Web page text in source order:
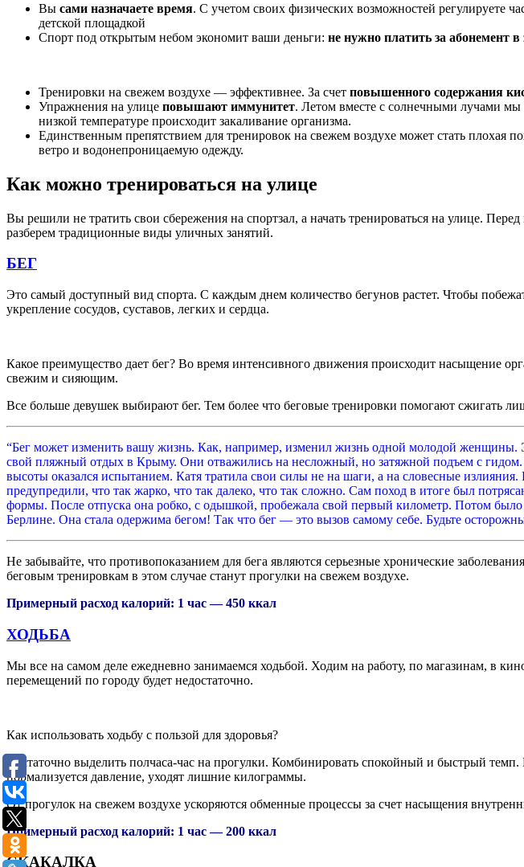
Вы сами назначаете время. С учетом своих физических возможностей регулируете
детской площадкой
Спорт под открытым небом экономит ваши деньги: не нужно платить за абонемент в
Тренировки на свежем воздухе — эффективнее. За счет повышенного содержания
Упражнения на улице повышают иммунитет. Летом вместе с солнечными лучами
низкой температуре происходит закаливание организма.
Единственным препятствием для тренировок на свежем воздухе может стать плохая
ветро и водонепроницаемую одежду.
Как можно тренироваться на улице
Вы решили не тратить свои сбережения на спортзал, а начать тренироваться на улице.
разберем традиционные виды уличных занятий.
БЕГ
Это самый доступный вид спорта. С каждым днем количество бегунов растет. Чтобы
укрепление сосудов, суставов, легких и сердца.
Какое преимущество дает бег? Во время интенсивного движения происходит насыщение
свежим и сияющим.
Все больше девушек выбирают бег. Тем более что беговые тренировки помогают сжигать
“Бег может изменить вашу жизнь. Как, например, изменил жизнь одной молодой
свой пляжный отдых в Крыму. Они отважились на несложный, но затяжной подъем с
высоты оказался испытанием. Катя тратила свои силы не на шаги, а на словесные
предупредили, что так жарко, что так далеко, что так сложно. Сам поход в итоге был
формы. После отпуска она робко, с одышкой, пробежала свой первый километр. Потом
Берлине. Она стала одержима бегом! Так что бег — это вызов самому себе. Будьте
Не забывайте, что противопоказанием для бега являются серьезные хронические
беговым тренировкам в этом случае станут прогулки на свежем воздухе.
Примерный расход калорий: 1 час — 450 ккал
ХОДЬБА
Мы все на самом деле ежедневно занимаемся ходьбой. Ходим на работу, по магазинам, в
перемещений по городу будет недостаточно.
Как использовать ходьбу с пользой для здоровья?
Достаточно выделить полчаса-час на прогулки. Комбинировать спокойный и быстрый
нормализуется давление, уходят лишние килограммы.
От прогулок на свежем воздухе ускоряются обменные процессы за счет насыщения
Примерный расход калорий: 1 час — 200 ккал
СКАКАЛКА